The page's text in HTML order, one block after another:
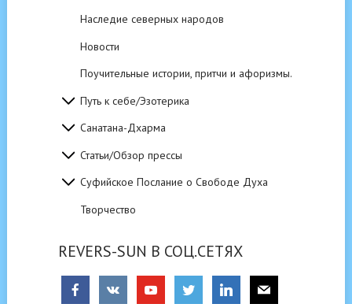
Наследие северных народов
Новости
Поучительные истории, притчи и афоризмы.
Путь к себе/Эзотерика
Санатана-Дхарма
Статьи/Обзор прессы
Суфийское Послание о Свободе Духа
Творчество
REVERS-SUN В СОЦ.СЕТЯХ